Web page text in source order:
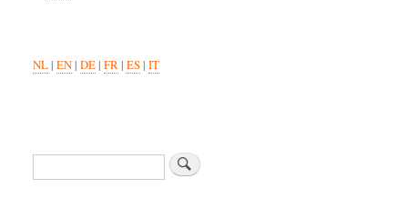
NL| EN| DE| FR| ES| IT
Zoeken